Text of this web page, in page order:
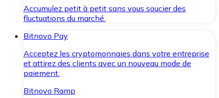
Accumulez petit à petit sans vous soucier des
fluctuations du marché.
Bitnovo Pay
Acceptez les cryptomonnaies dans votre entreprise
et attirez des clients avec un nouveau mode de
paiement.
Bitnovo Ramp